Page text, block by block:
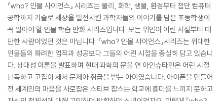
『who? 인물 사이언스』 시리즈는 물리, 화학, 생물, 환경부터 첨단 컴퓨터
공학까지 기술로 세상을 발전시킨 과학자들의 이야기를 담은 초등학생이
꼭 알아야 할 인물 학습 만화 시리즈입니다. 모든 위인이 어린 시절부터 대
단한 사람이었던 것은 아닙니다. 『who? 인물 사이언스』시리즈는 위대한
인물들의 화려한 업적과 성공보다 그들의 어린 시절을 충실히 담고 있습니
다. 상대성 이론을 발표하며 현대 과학의 문을 연 아인슈타인은 어린 시절
난폭하고 고집이 세서 문제아 취급을 받는 아이였습니다. 아이폰을 만들어
전 세계인의 마음을 사로잡은 스티브 잡스는 학교에 흥미를 느끼지 못하고